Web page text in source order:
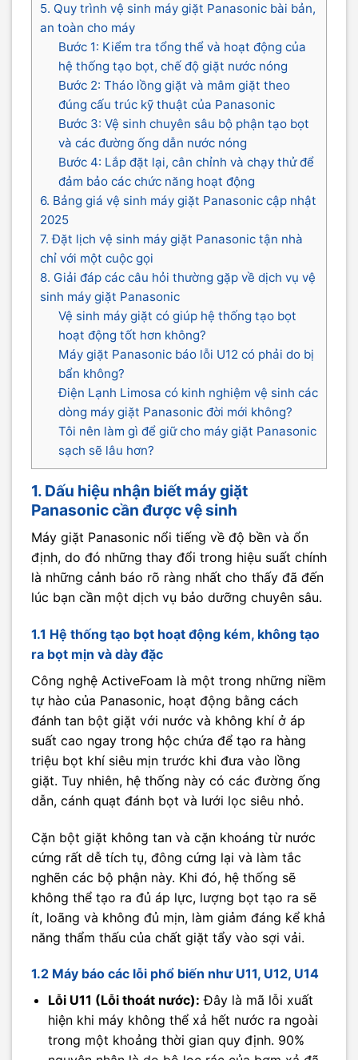
5. Quy trình vệ sinh máy giặt Panasonic bài bản,
an toàn cho máy
Bước 1: Kiểm tra tổng thể và hoạt động của
hệ thống tạo bọt, chế độ giặt nước nóng
Bước 2: Tháo lồng giặt và mâm giặt theo
đúng cấu trúc kỹ thuật của Panasonic
Bước 3: Vệ sinh chuyên sâu bộ phận tạo bọt
và các đường ống dẫn nước nóng
Bước 4: Lắp đặt lại, cân chỉnh và chạy thử để
đảm bảo các chức năng hoạt động
6. Bảng giá vệ sinh máy giặt Panasonic cập nhật
2025
7. Đặt lịch vệ sinh máy giặt Panasonic tận nhà
chỉ với một cuộc gọi
8. Giải đáp các câu hỏi thường gặp về dịch vụ vệ
sinh máy giặt Panasonic
Vệ sinh máy giặt có giúp hệ thống tạo bọt
hoạt động tốt hơn không?
Máy giặt Panasonic báo lỗi U12 có phải do bị
bẩn không?
Điện Lạnh Limosa có kinh nghiệm vệ sinh các
dòng máy giặt Panasonic đời mới không?
Tôi nên làm gì để giữ cho máy giặt Panasonic
sạch sẽ lâu hơn?
1. Dấu hiệu nhận biết máy giặt
Panasonic cần được vệ sinh
Máy giặt Panasonic nổi tiếng về độ bền và ổn
định, do đó những thay đổi trong hiệu suất chính
là những cảnh báo rõ ràng nhất cho thấy đã đến
lúc bạn cần một dịch vụ bảo dưỡng chuyên sâu.
1.1 Hệ thống tạo bọt hoạt động kém, không tạo
ra bọt mịn và dày đặc
Công nghệ ActiveFoam là một trong những niềm
tự hào của Panasonic, hoạt động bằng cách
đánh tan bột giặt với nước và không khí ở áp
suất cao ngay trong hộc chứa để tạo ra hàng
triệu bọt khí siêu mịn trước khi đưa vào lồng
giặt. Tuy nhiên, hệ thống này có các đường ống
dẫn, cánh quạt đánh bọt và lưới lọc siêu nhỏ.
Cặn bột giặt không tan và cặn khoáng từ nước
cứng rất dễ tích tụ, đông cứng lại và làm tắc
nghẽn các bộ phận này. Khi đó, hệ thống sẽ
không thể tạo ra đủ áp lực, lượng bọt tạo ra sẽ
ít, loãng và không đủ mịn, làm giảm đáng kể khả
năng thẩm thấu của chất giặt tẩy vào sợi vải.
1.2 Máy báo các lỗi phổ biến như U11, U12, U14
Lỗi U11 (Lỗi thoát nước): Đây là mã lỗi xuất
hiện khi máy không thể xả hết nước ra ngoài
trong một khoảng thời gian quy định. 90%